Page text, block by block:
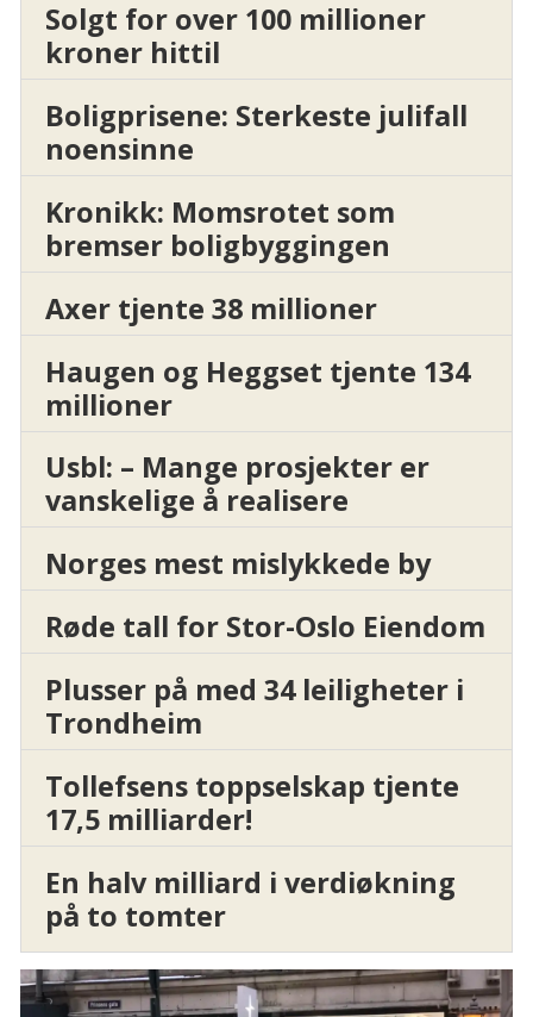
Solgt for over 100 millioner
kroner hittil
Boligprisene: Sterkeste julifall
noensinne
Kronikk: Momsrotet som
bremser boligbyggingen
Axer tjente 38 millioner
Haugen og Heggset tjente 134
millioner
Usbl: – Mange prosjekter er
vanskelige å realisere
Norges mest mislykkede by
Røde tall for Stor-Oslo Eiendom
Plusser på med 34 leiligheter i
Trondheim
Tollefsens toppselskap tjente
17,5 milliarder!
En halv milliard i verdiøkning
på to tomter